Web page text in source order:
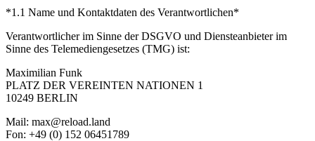
*1.1 Name und Kontaktdaten des Verantwortlichen*
Verantwortlicher im Sinne der DSGVO und Diensteanbieter im
Sinne des Telemediengesetzes (TMG) ist:
Maximilian Funk
PLATZ DER VEREINTEN NATIONEN 1
10249 BERLIN
Mail: max@reload.land
Fon: +49 (0) 152 06451789